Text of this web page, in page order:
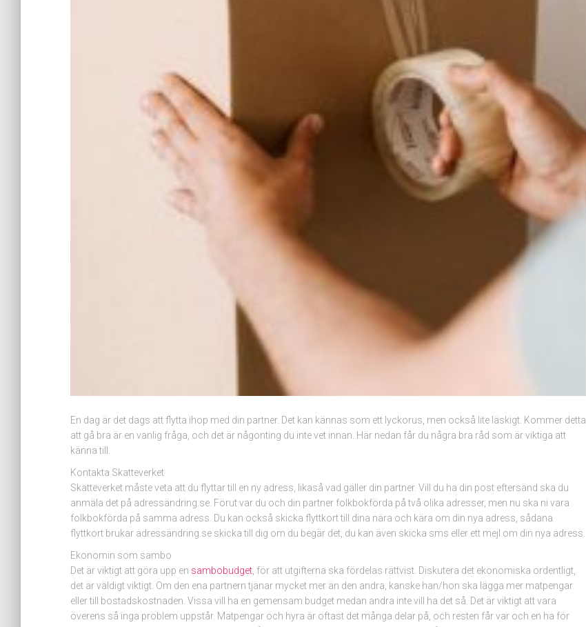
En dag är det dags att flytta ihop med din partner. Det kan kännas som ett lyckorus, men också lite läskigt. Kommer detta
att gå bra är en vanlig fråga, och det är någonting du inte vet innan. Här nedan får du några bra råd som är viktiga att
känna till.
Kontakta Skatteverket
Skatteverket måste veta att du flyttar till en ny adress, likaså vad gäller din partner. Vill du ha din post eftersänd ska du
anmäla det på adressändring.se. Förut var du och din partner folkbokförda på två olika adresser, men nu ska ni vara
folkbokförda på samma adress. Du kan också skicka flyttkort till dina nära och kära om din nya adress, sådana
flyttkort brukar adressändring.se skicka till dig om du begär det, du kan även skicka sms eller ett mejl om din nya adress.
Ekonomin som sambo
Det är viktigt att göra upp en sambobudget , för att utgifterna ska fördelas rättvist. Diskutera det ekonomiska ordentligt,
det är väldigt viktigt. Om den ena partnern tjänar mycket mer än den andra, kanske han/hon ska lägga mer matpengar
eller till bostadskostnaden. Vissa vill ha en gemensam budget medan andra inte vill ha det så. Det är viktigt att vara
överens så inga problem uppstår. Matpengar och hyra är oftast det många delar på, och resten får var och en ha för